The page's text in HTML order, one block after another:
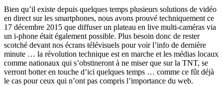
Bien qu’il existe depuis quelques temps plusieurs solutions de vidéo
en direct sur les smartphones, nous avons prouvé techniquement ce
17 décembre 2015 que diffuser un plateau en live multi-caméras via
un i-phone était également possible. Plus besoin donc de rester
scotché devant nos écrans télévisuels pour voir l’info de dernière
minute … la révolution technique est en marche et les médias locaux
comme nationaux qui s’obstineront à ne miser que sur la TNT, se
verront botter en touche d’ici quelques temps … comme ce fût déjà
le cas pour ceux qui n’ont pas compris l’importance du web.